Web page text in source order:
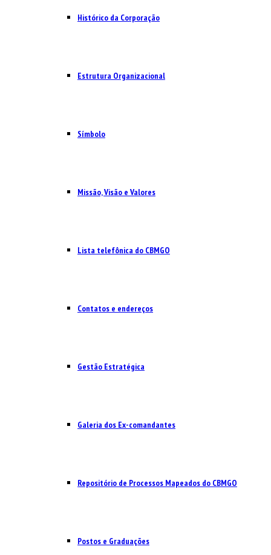
Histórico da Corporação
Estrutura Organizacional
Símbolo
Missão, Visão e Valores
Lista telefônica do CBMGO
Contatos e endereços
Gestão Estratégica
Galeria dos Ex-comandantes
Repositório de Processos Mapeados do CBMGO
Postos e Graduações